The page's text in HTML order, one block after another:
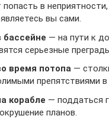
попасть в
вы сами.
бассейне — на пути к
серьезные
время потопа —
препятствиями в
корабле — поддаться
планов.